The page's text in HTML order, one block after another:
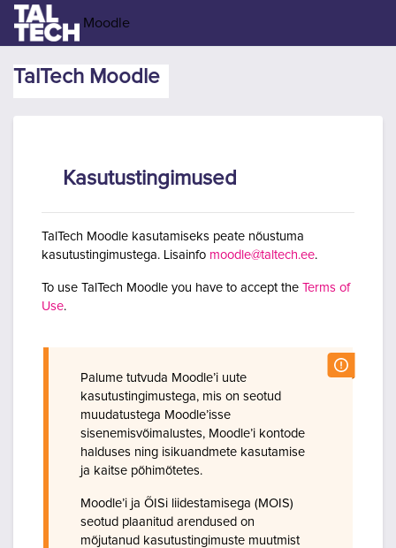
Jäta vahele peasisuni
Moodle
TalTech Moodle
Kasutustingimused
TalTech Moodle kasutamiseks peate nõustuma
kasutustingimustega. Lisainfo moodle@taltech.ee.
To use TalTech Moodle you have to accept the Terms of
Use.
Palume tutvuda Moodle’i uute
kasutustingimustega, mis on seotud
muudatustega Moodle’isse
sisenemisvõimalustes, Moodle’i kontode
halduses ning isikuandmete kasutamise
ja kaitse põhimõtetes.
Moodle’i ja ÕISi liidestamisega (MOIS)
seotud plaanitud arendused on
mõjutanud kasutustingimuste muutmist